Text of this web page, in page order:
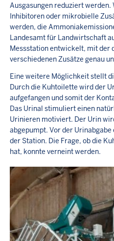
Ausgasungen reduziert
Inhibitoren oder mikrobielle
werden, die
Landesamt für Landwirtschaft
Messstation entwickelt, mit der
verschiedenen Zusätze genau
Eine weitere Möglichkeit stellt
Durch die Kuhtoilette wird der
aufgefangen und somit der
Das Urinal stimuliert einen
Urinieren motiviert. Der Urin
abgepumpt. Vor der
der Station. Die Frage, ob die
hat, konnte verneint werden.